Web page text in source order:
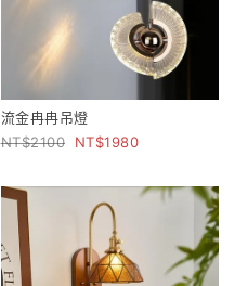
流金冉冉吊燈
2100
1980